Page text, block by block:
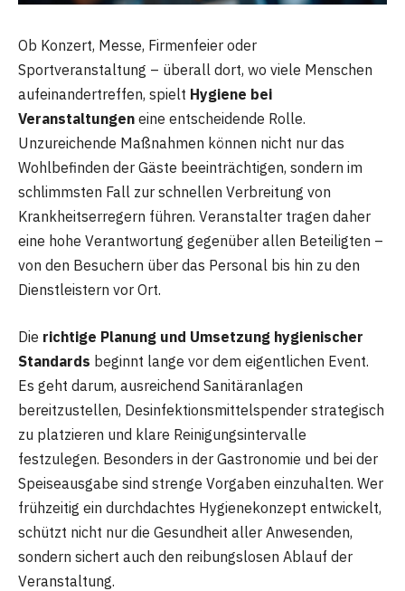
Ob Konzert, Messe, Firmenfeier oder
Sportveranstaltung – überall dort, wo viele Menschen
aufeinandertreffen, spielt Hygiene bei
Veranstaltungen eine entscheidende Rolle.
Unzureichende Maßnahmen können nicht nur das
Wohlbefinden der Gäste beeinträchtigen, sondern im
schlimmsten Fall zur schnellen Verbreitung von
Krankheitserregern führen. Veranstalter tragen daher
eine hohe Verantwortung gegenüber allen Beteiligten –
von den Besuchern über das Personal bis hin zu den
Dienstleistern vor Ort.
Die richtige Planung und Umsetzung hygienischer
Standards beginnt lange vor dem eigentlichen Event.
Es geht darum, ausreichend Sanitäranlagen
bereitzustellen, Desinfektionsmittelspender strategisch
zu platzieren und klare Reinigungsintervalle
festzulegen. Besonders in der Gastronomie und bei der
Speiseausgabe sind strenge Vorgaben einzuhalten. Wer
frühzeitig ein durchdachtes Hygienekonzept entwickelt,
schützt nicht nur die Gesundheit aller Anwesenden,
sondern sichert auch den reibungslosen Ablauf der
Veranstaltung.